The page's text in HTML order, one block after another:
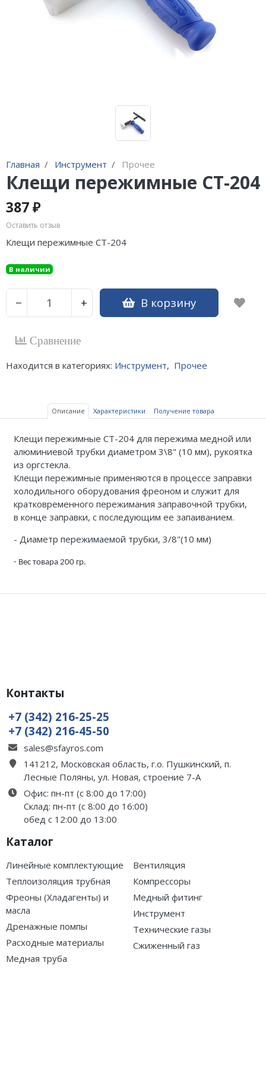
Главная Инструмент Прочее
Клещи пережимные CT-204
387 ₽
Оставить отзыв
Клещи пережимные CT-204
В наличии
− + В корзину
Сравнение
Находится в категориях: Инструмент, Прочее
Описание Характеристики Получение товара
Клещи пережимные CT-204 для пережима медной или
алюминиевой трубки диаметром 3\8" (10 мм), рукоятка
из оргстекла.
Клещи пережимные применяются в процессе заправки
холодильного оборудования фреоном и служит для
кратковременного пережимания заправочной трубки,
в конце заправки, с последующим ее запаиванием.
- Диаметр пережимаемой трубки, 3/8"(10 мм)
- Вес товара 200 гр.
Контакты
+7 (342) 216-25-25
+7 (342) 216-45-50
sales@sfayros.com
141212, Московская область, г.о. Пушкинский, п.
Лесные Поляны, ул. Новая, строение 7-А
Офис: пн-пт (с 8:00 до 17:00)
Склад: пн-пт (с 8:00 до 16:00)
обед с 12:00 до 13:00
Каталог
Линейные комплектующие
Теплоизоляция трубная
Фреоны (Хладагенты) и
масла
Дренажные помпы
Расходные материалы
Медная труба
Вентиляция
Компрессоры
Медный фитинг
Инструмент
Технические газы
Сжиженный газ
Манометры, вакуумметры